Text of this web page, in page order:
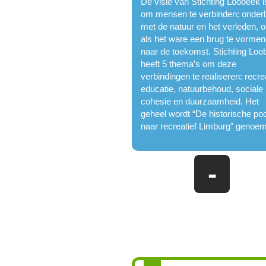
om mensen te verbinden:
met de natuur en het verleden,
als het ware een brug te vormen
naar de toekomst. Stichting
heeft 5 thema’s om deze
verbindingen te realiseren:
educatie, natuurbehoud, sociale
cohesie en duurzaamheid. Het
geheel wordt “De historische
naar recreatief Limburg”
-